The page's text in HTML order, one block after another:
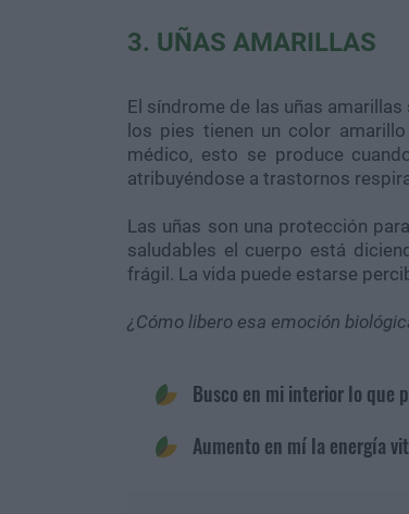
3. UÑAS AMARILLAS
El síndrome de las uñas
los pies tienen un color
médico, esto se produce
atribuyéndose a trastornos
Las uñas son una protección
saludables el cuerpo está
frágil. La vida puede estarse
¿Cómo libero esa emoción
Busco en mi interior lo que
Aumento en mí la energía